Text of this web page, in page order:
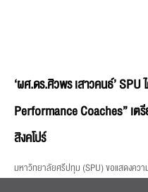
‘ผศ.ดร.ศิวพร เสาวคนธ์’ SPU
Performance Coaches” เ
สิงคโปร์
มหาวิทยาลัยศรีปทุม (SPU) ขอแสดงคว